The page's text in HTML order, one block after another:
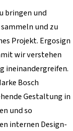
bringen und
und zu
Projekt. Ergosign
wir verstehen
ineinandergreifen.
Bosch
Gestaltung in
und so
internen Design-